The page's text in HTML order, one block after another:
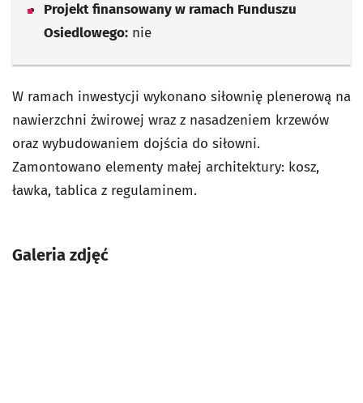
Projekt finansowany w ramach Funduszu
Osiedlowego: nie
W ramach inwestycji wykonano siłownię plenerową na
nawierzchni żwirowej wraz z nasadzeniem krzewów
oraz wybudowaniem dojścia do siłowni.
Zamontowano elementy małej architektury: kosz,
ławka, tablica z regulaminem.
Galeria zdjęć